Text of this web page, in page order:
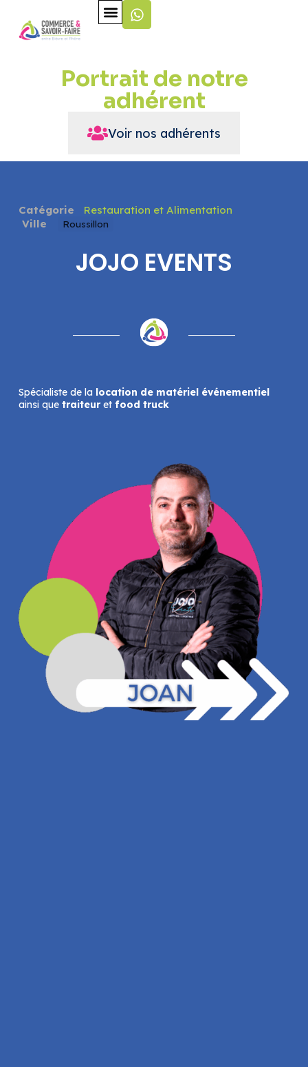
Portrait de notre
adhérent
Voir nos adhérents
Catégorie
Restauration et Alimentation
Ville
Roussillon
JOJO EVENTS
Spécialiste de lalocation de matériel événementiel
ainsi quetraiteuret food truck